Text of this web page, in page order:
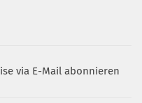
via E-Mail abonnieren